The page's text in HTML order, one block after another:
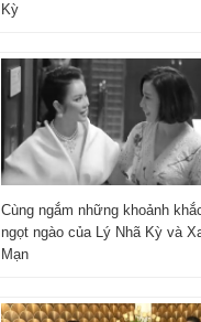
Kỳ
Cùng ngắm những khoảnh
ngọt ngào của Lý Nhã Kỳ và
Mạn